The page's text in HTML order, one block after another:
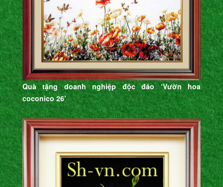
Quà tặng doanh nghiệp độc đáo ‘Vườn hoa
coconico 26’